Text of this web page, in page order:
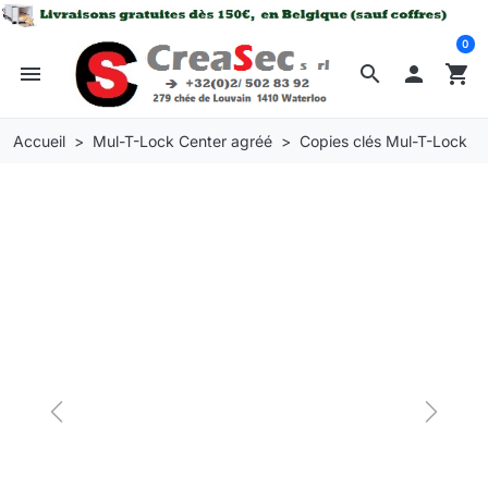
search
menu  shopping_cart
0
Accueil Mul-T-Lock Center agréé Copies clés Mul-T-Lock
Previous Next